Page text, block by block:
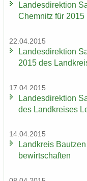
Lan­des­di­rek­ti­on
Chem­nitz für 2015
22.04.2015
Lan­des­di­rek­ti­on
2015 des
17.04.2015
Lan­des­di­rek­ti­on
des Land­krei­ses
14.04.2015
Land­kreis
be­wirt­schaf­ten